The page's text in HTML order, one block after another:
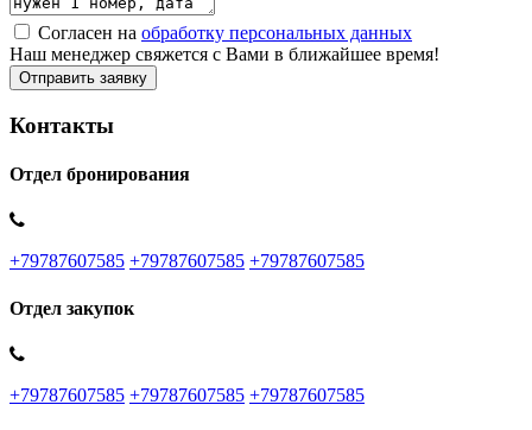
Согласен на обработку персональных данных
Наш менеджер свяжется с Вами в ближайшее время!
Контакты
Отдел бронирования
+79787607585 +79787607585 +79787607585
Отдел закупок
+79787607585 +79787607585 +79787607585